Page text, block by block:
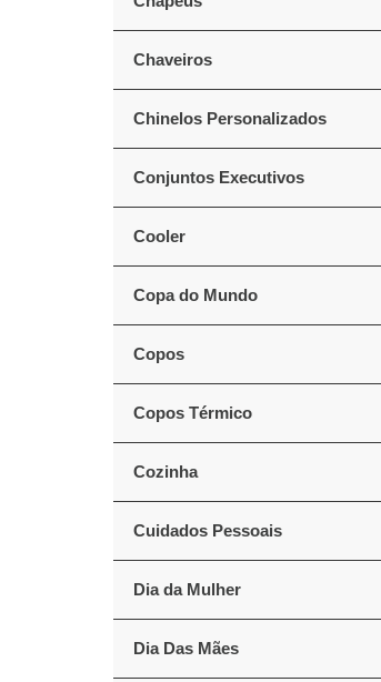
Chaveiros
Chinelos Personalizados
Conjuntos Executivos
Cooler
Copa do Mundo
Copos
Copos Térmico
Cozinha
Cuidados Pessoais
Dia da Mulher
Dia Das Mães